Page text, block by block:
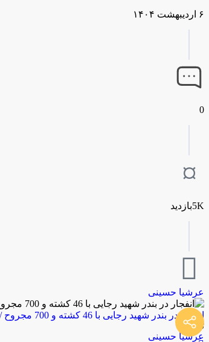
۶ اردیبهشت ۱۴۰۴
0
5Kبازدید
عرشیا حسینی
انفجار در بندر شهید رجایی با 46 کشته و 700 مجروح / به‌روزرسانی می‌شود
توسط
عرشیا حسینی